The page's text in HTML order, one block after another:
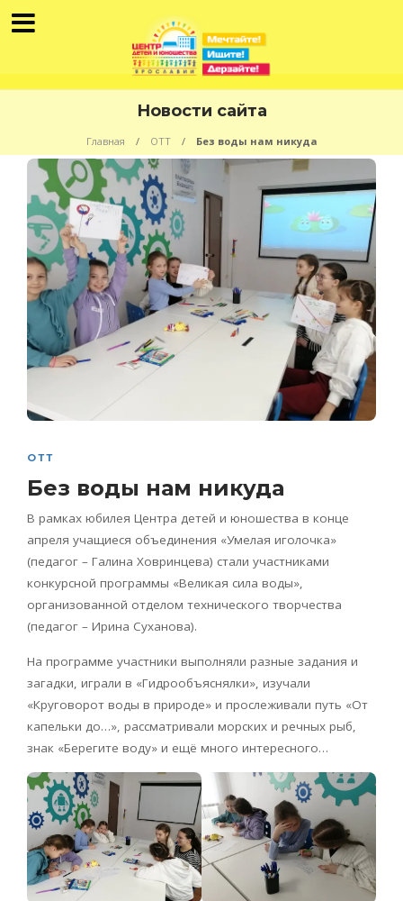
Новости сайта
Главная ОТТ Без воды нам никуда
ОТТ
Без воды нам никуда
В рамках юбилея Центра детей и юношества в конце
апреля учащиеся объединения «Умелая иголочка»
(педагог – Галина Ховринцева) стали участниками
конкурсной программы «Великая сила воды»,
организованной отделом технического творчества
(педагог – Ирина Суханова).
На программе участники выполняли разные задания и
загадки, играли в «Гидрообъяснялки», изучали
«Круговорот воды в природе» и прослеживали путь «От
капельки до…», рассматривали морских и речных рыб,
знак «Берегите воду» и ещё много интересного…